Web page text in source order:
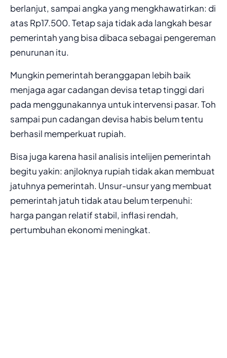
berlanjut, sampai angka yang mengkhawatirkan: di
atas Rp17.500. Tetap saja tidak ada langkah besar
pemerintah yang bisa dibaca sebagai pengereman
penurunan itu.
Mungkin pemerintah beranggapan lebih baik
menjaga agar cadangan devisa tetap tinggi dari
pada menggunakannya untuk intervensi pasar. Toh
sampai pun cadangan devisa habis belum tentu
berhasil memperkuat rupiah.
Bisa juga karena hasil analisis intelijen pemerintah
begitu yakin: anjloknya rupiah tidak akan membuat
jatuhnya pemerintah. Unsur-unsur yang membuat
pemerintah jatuh tidak atau belum terpenuhi:
harga pangan relatif stabil, inflasi rendah,
pertumbuhan ekonomi meningkat.